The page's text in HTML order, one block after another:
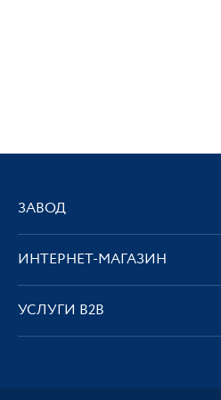
ЗАВОД
ИНТЕРНЕТ-МАГАЗИН
УСЛУГИ В2В